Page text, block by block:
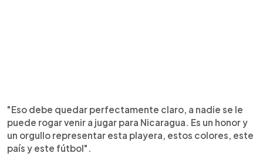
"Eso debe quedar perfectamente claro, a nadie se le
puede rogar venir a jugar para Nicaragua. Es un honor y
un orgullo representar esta playera, estos colores, este
país y este fútbol".